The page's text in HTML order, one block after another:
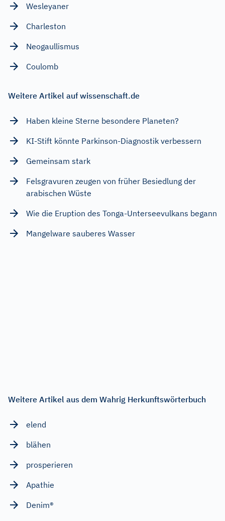
Wesleyaner
Charleston
Neogaullismus
Coulomb
Weitere Artikel auf wissenschaft.de
Haben kleine Sterne besondere Planeten?
KI-Stift könnte Parkinson-Diagnostik verbessern
Gemeinsam stark
Felsgravuren zeugen von früher Besiedlung der
arabischen Wüste
Wie die Eruption des Tonga-Unterseevulkans begann
Mangelware sauberes Wasser
Weitere Artikel aus dem Wahrig Herkunftswörterbuch
elend
blähen
prosperieren
Apathie
Denim®